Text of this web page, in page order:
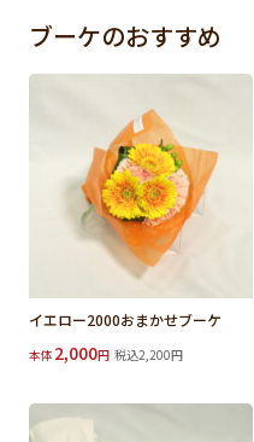
ブーケのおすすめ
イエロー2000おまかせブーケ
本体 2,000円 税込2,200円